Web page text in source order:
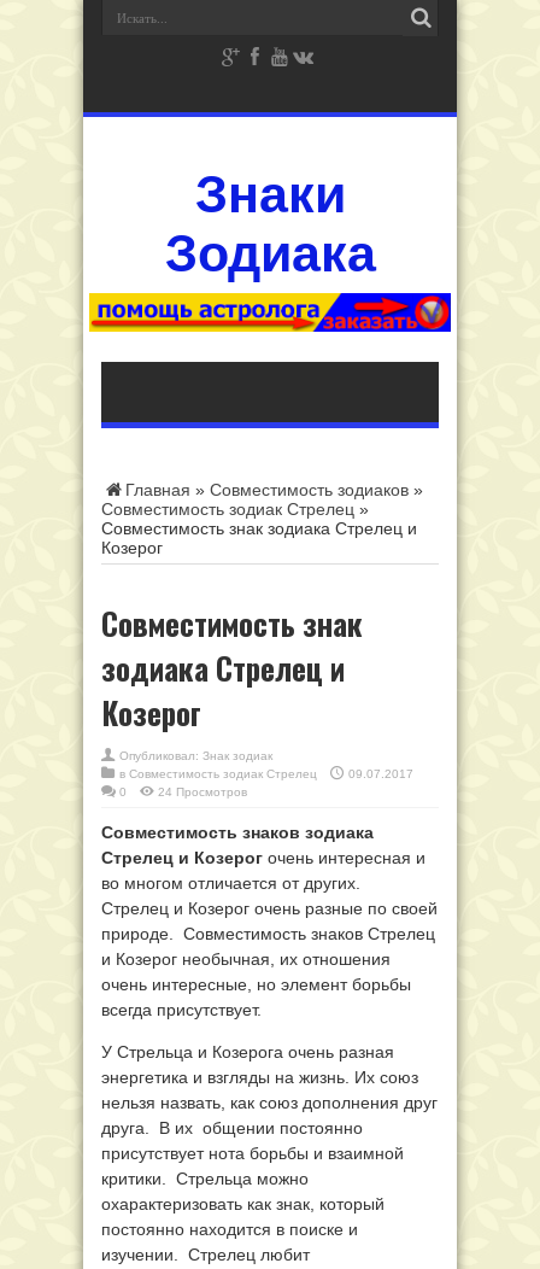
Знаки
Зодиака
Главная » Совместимость зодиаков »
Совместимость зодиак Стрелец »
Совместимость знак зодиака Стрелец и
Козерог
Совместимость знак
зодиака Стрелец и
Козерог
Опубликовал: Знак зодиак
в Совместимость зодиак Стрелец
09.07.2017
0
24 Просмотров
Совместимость знаков зодиака
Стрелец и Козерог очень интересная и
во многом отличается от других.
Стрелец и Козерог очень разные по своей
природе. Совместимость знаков Стрелец
и Козерог необычная, их отношения
очень интересные, но элемент борьбы
всегда присутствует.
У Стрельца и Козерога очень разная
энергетика и взгляды на жизнь. Их союз
нельзя назвать, как союз дополнения друг
друга. В их общении постоянно
присутствует нота борьбы и взаимной
критики. Стрельца можно
охарактеризовать как знак, который
постоянно находится в поиске и
изучении. Стрелец любит